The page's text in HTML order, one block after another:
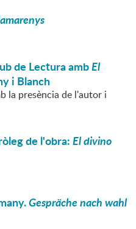
de Lectura ambEl
i Blanch
la presència de l'autor i
de l'obra:El divino
Gespräche nach wahl